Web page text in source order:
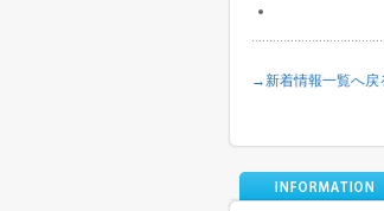
→新着情報一覧へ戻